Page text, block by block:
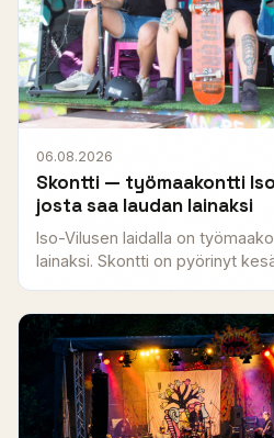
06.08.2026
Skontti — työmaakontti
josta saa laudan lainaksi
Iso-Vilusen laidalla on
lainaksi. Skontti on pyörinyt